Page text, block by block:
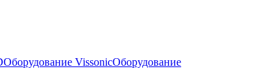
Оборудование VissonicОборудование